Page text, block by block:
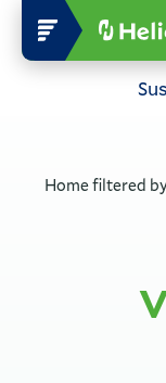
Home filtered